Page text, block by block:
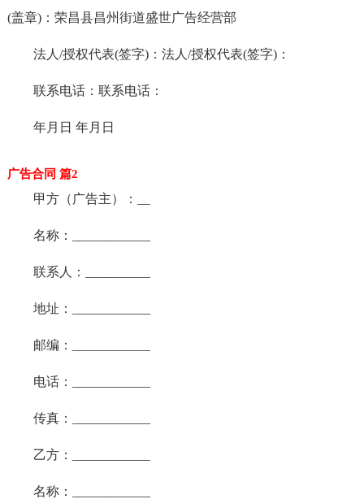
(盖章)：荣昌县昌州街道盛世广告经营部
法人/授权代表(签字)：法人/授权代表(签字)：
联系电话：联系电话：
年月日 年月日
广告合同 篇2
甲方（广告主）：__
名称：____________
联系人：__________
地址：____________
邮编：____________
电话：____________
传真：____________
乙方：____________
名称：____________